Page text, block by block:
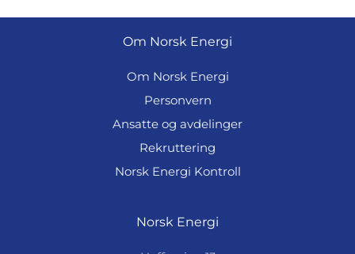
Om Norsk Energi
Om Norsk Energi
Personvern
Ansatte og avdelinger
Rekruttering
Norsk Energi Kontroll
Norsk Energi